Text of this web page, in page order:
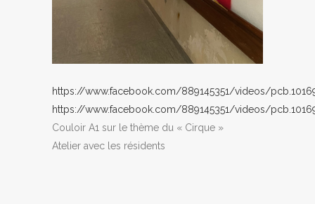
https://www.facebook.com/889145351/videos/
https://www.facebook.com/889145351/videos/
Couloir A1 sur le thème du « Cirque »
Atelier avec les résidents